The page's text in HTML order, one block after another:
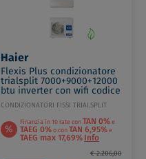
Haier
Flexis Plus condizionatore
trialsplit 7000+9000+12000
btu inverter con wifi codice
prod: AS20(25)(35)S2SF1FA
3U55S2SR3F
CONDIZIONATORI FISSI TRIALSPLIT
% Finanzia in 10 rate conTAN 0%e
TAEG 0%o conTAN 6,95%e
TAEG max 17,69%Info
€ 2.206,00